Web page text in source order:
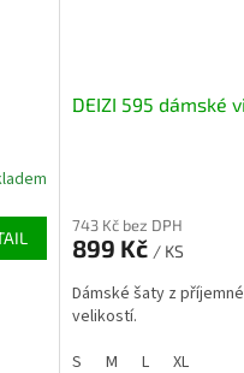
DEIZI 595 dámské
743 Kč bez DPH
899 Kč / KS
Dámské šaty z
velikostí.
S
M L XL